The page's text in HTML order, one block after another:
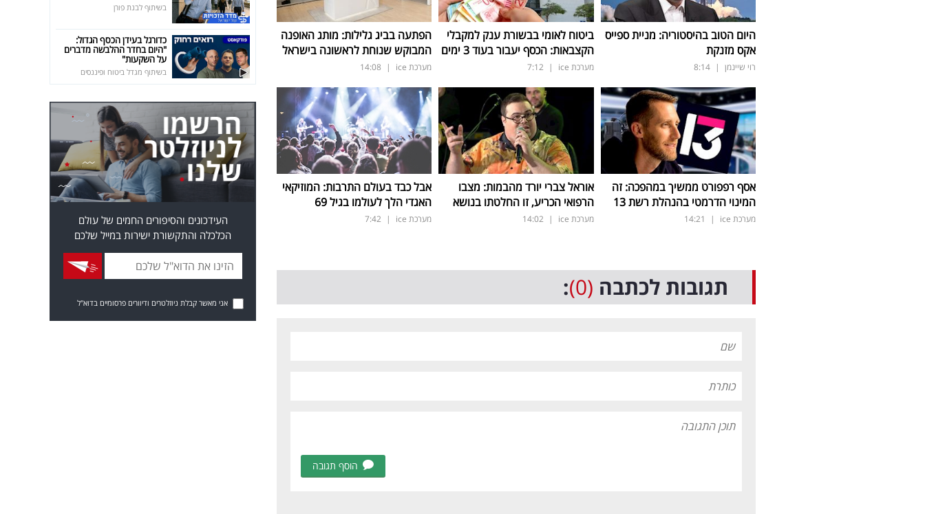
היום הטוב בהיסטוריה: מניית ספייס
אקס מזנקת
רוי שיינמן |
8:14
ביטוח לאומי בבשורת ענק למקבלי
הקצבאות: הכסף יעבור בעוד 3 ימים
מערכת ice |
7:12
הפתעה בביג גלילות: מותג האופנה
המבוקש שנוחת לראשונה בישראל
מערכת ice |
14:08
אסף רפפורט ממשיך במהפכה: זה
המינוי הדרמטי בהנהלת רשת 13
מערכת ice |
14:21
אוראל צברי יורד מהבמות: מצבו
הרפואי הכריע, זו החלטתו בנושא
מערכת ice |
14:02
אבל כבד בעולם התרבות: המוזיקאי
האגדי הלך לעולמו בגיל 69
מערכת ice |
7:42
תגובות לכתבה (0)
:
הוסף תגובה
בשיתוף לבנת פורן
כדורגל בעידן הכסף הגדול:
"היום בחדר ההלבשה מדברים
על השקעות"
בשיתוף מגדל ביטוח ופיננסים
העידכונים והסיפורים החמים של עולם
הכלכלה והתקשורת ישירות במייל שלכם
אני מאשר קבלת ניוזלטרים ודיוורים פרסומיים בדוא"ל